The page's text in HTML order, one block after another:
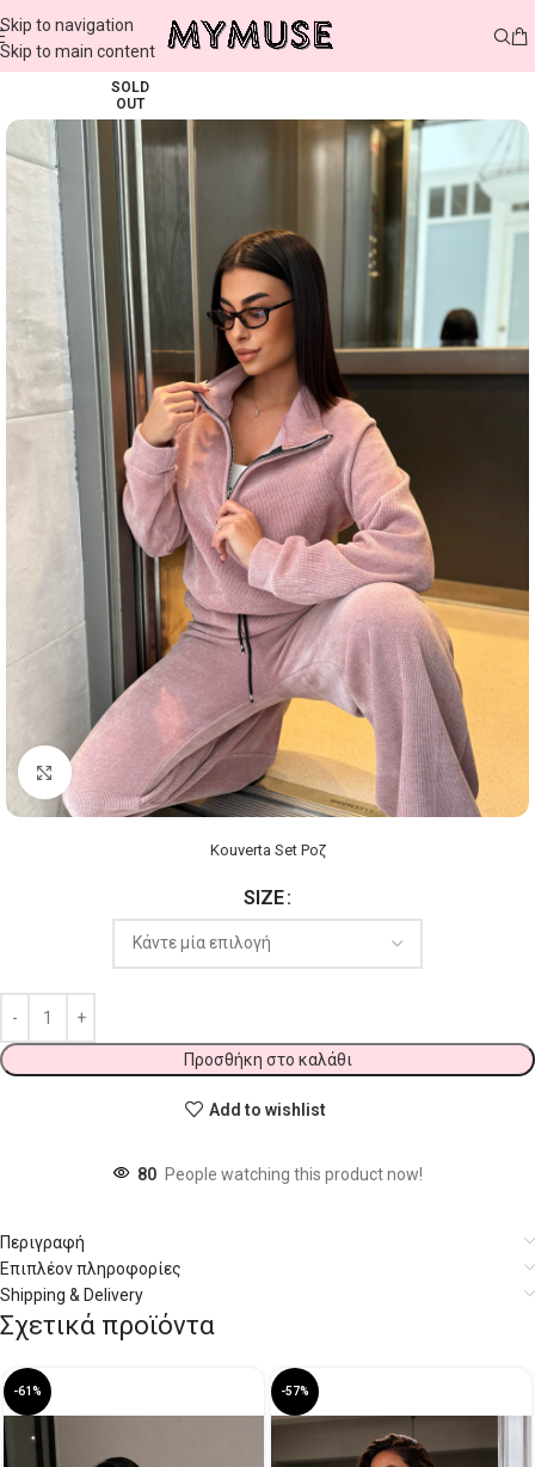
Skip to navigation
Skip to main content
SOLD
OUT
Click to enlarge
Kouverta Set Ροζ
SIZE
Προσθήκη στο καλάθι
Add to wishlist
80 People watching this product now!
Περιγραφή
Επιπλέον πληροφορίες
Shipping & Delivery
Σχετικά προϊόντα
-61% -57%